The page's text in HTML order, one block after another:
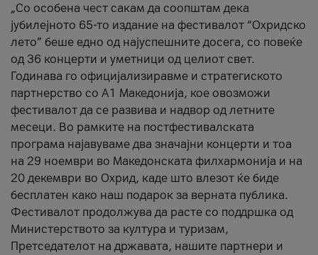
„Со особена чест сакам да соопштам дека
јубилејното 65-то издание на фестивалот “Охридско
лето” беше едно од најуспешните досега, со повеќе
од 36 концерти и уметници од целиот свет.
Годинава го официјализиравме и стратегиското
партнерство со А1 Македонија, кое овозможи
фестивалот да се развива и надвор од летните
месеци. Во рамките на постфестивалската
програма најавуваме два значајни концерти и тоа
на 29 ноември во Македонската филхармонија и на
20 декември во Охрид, каде што влезот ќе биде
бесплатен како наш подарок за верната публика.
Фестивалот продолжува да расте со поддршка од
Министерството за култура и туризам,
Претседателот на државата, нашите партнери и